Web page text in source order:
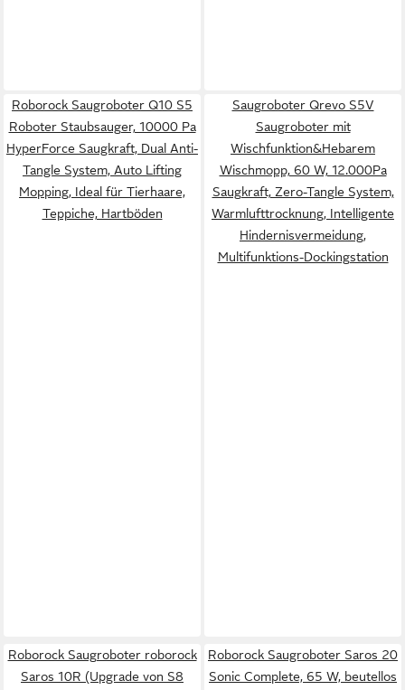
Roborock Saugroboter Q10 S5
Roboter Staubsauger, 10000 Pa
HyperForce Saugkraft, Dual Anti-
Tangle System, Auto Lifting
Mopping, Ideal für Tierhaare,
Teppiche, Hartböden
Saugroboter Qrevo S5V
Saugroboter mit
Wischfunktion&Hebarem
Wischmopp, 60 W, 12.000Pa
Saugkraft, Zero-Tangle System,
Warmlufttrocknung, Intelligente
Hindernisvermeidung,
Multifunktions-Dockingstation
Roborock Saugroboter roborock
Saros 10R (Upgrade von S8
Roborock Saugroboter Saros 20
Sonic Complete, 65 W, beutellos